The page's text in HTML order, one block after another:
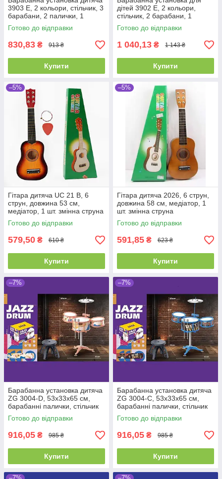
3903 E, 2 кольори, стільчик, 3
барабани, 2 палички, 1
металевий диск
Готово до відправки
830,83 ₴ 913 ₴
Купити
дітей 3902 E, 2 кольори,
стільчик, 2 барабани, 1
барабан із педаллю, 2
палички, 1
Готово до відправки
1 040,13 ₴ 1 143 ₴
Купити
–5%
Гітара дитяча UC 21 B, 6
струн, довжина 53 см,
медіатор, 1 шт. змінна струна
Готово до відправки
579,50 ₴ 610 ₴
Купити
–5%
Гітара дитяча 2026, 6 струн,
довжина 58 см, медіатор, 1
шт. змінна струна
Готово до відправки
591,85 ₴ 623 ₴
Купити
–7%
Барабанна установка дитяча
ZG 3004-D, 53х33х65 см,
барабанні палички, стільчик
Готово до відправки
916,05 ₴ 985 ₴
Купити
–7%
Барабанна установка дитяча
ZG 3004-C, 53х33х65 см,
барабанні палички, стільчик
Готово до відправки
916,05 ₴ 985 ₴
Купити